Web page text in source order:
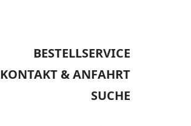
BESTELLSERVICE
KONTAKT & ANFAHRT
SUCHE